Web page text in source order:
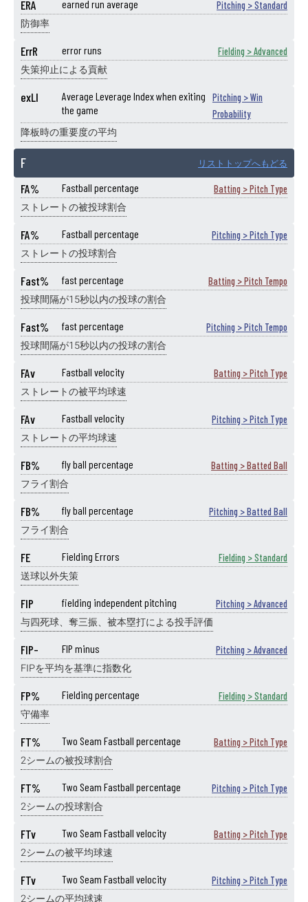
ERA earned run average Pitching > Standard
防御率
ErrR error runs Fielding > Advanced
失策抑止による貢献
exLI
Average Leverage Index when exiting
the game
Pitching > Win
Probability
降板時の重要度の平均
F リストトップへもどる
FA% Fastball percentage Batting > Pitch Type
ストレートの被投球割合
FA% Fastball percentage Pitching > Pitch Type
ストレートの投球割合
Fast% fast percentage Batting > Pitch Tempo
投球間隔が15秒以内の投球の割合
Fast% fast percentage Pitching > Pitch Tempo
投球間隔が15秒以内の投球の割合
FAv Fastball velocity Batting > Pitch Type
ストレートの被平均球速
FAv Fastball velocity Pitching > Pitch Type
ストレートの平均球速
FB% fly ball percentage Batting > Batted Ball
フライ割合
FB% fly ball percentage Pitching > Batted Ball
フライ割合
FE Fielding Errors Fielding > Standard
送球以外失策
FIP fielding independent pitching Pitching > Advanced
与四死球、奪三振、被本塁打による投手評価
FIP- FIP minus Pitching > Advanced
FIPを平均を基準に指数化
FP% Fielding percentage Fielding > Standard
守備率
FT% Two Seam Fastball percentage Batting > Pitch Type
2シームの被投球割合
FT% Two Seam Fastball percentage Pitching > Pitch Type
2シームの投球割合
FTv Two Seam Fastball velocity Batting > Pitch Type
2シームの被平均球速
FTv Two Seam Fastball velocity Pitching > Pitch Type
2シームの平均球速